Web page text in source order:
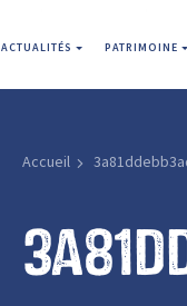
ACTUALITÉS PATRIMOINE
Accueil